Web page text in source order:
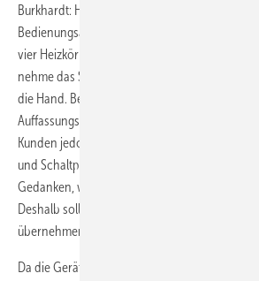
Burkhardt: Hier nehme ich mir Zeit, denn die
Bedienungsanleitung mit dem Gerät klar
vier Heizkörpergeräte des Starterpakets in den
nehme das Steuergerät aus der Halterung und
die Hand. Beim Erklären merke ich recht
Auffassungsgabe in Sachen Technik her ist.
Kunden jedoch sehr schnell, wie einfach sich
und Schaltpunkte ändern lassen. Im Vorfeld
Gedanken, welche Schaltzeiten und
Deshalb sollten die Kunden in der Lage sein,
übernehmen, was in der Praxis auch gut
Da die Geräte im Starterpaket fertig